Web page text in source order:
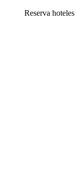
Reserva